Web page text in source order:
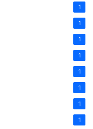
1
1
1
1
1
1
1
1